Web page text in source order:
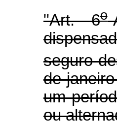
"Art. 6o
seguro-
de
um
ou